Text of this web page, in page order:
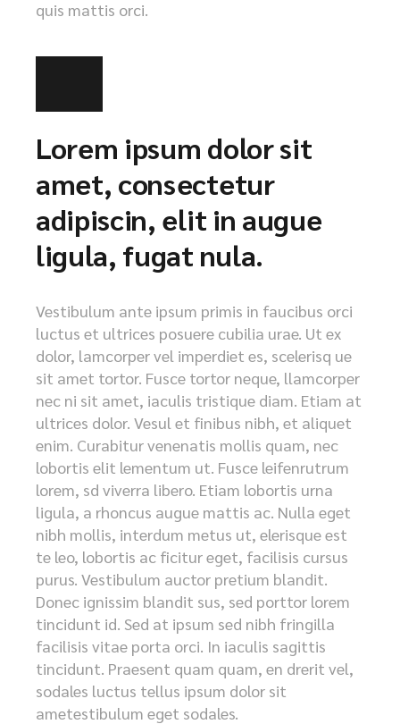
quis mattis orci.
Lorem ipsum dolor sit
amet, consectetur
adipiscin, elit in augue
ligula, fugat nula.
Vestibulum ante ipsum primis in faucibus orci
luctus et ultrices posuere cubilia urae. Ut ex
dolor, lamcorper vel imperdiet es, scelerisq ue
sit amet tortor. Fusce tortor neque, llamcorper
nec ni sit amet, iaculis tristique diam. Etiam at
ultrices dolor. Vesul et finibus nibh, et aliquet
enim. Curabitur venenatis mollis quam, nec
lobortis elit lementum ut. Fusce leifenrutrum
lorem, sd viverra libero. Etiam lobortis urna
ligula, a rhoncus augue mattis ac. Nulla eget
nibh mollis, interdum metus ut, elerisque est
te leo, lobortis ac ficitur eget, facilisis cursus
purus. Vestibulum auctor pretium blandit.
Donec ignissim blandit sus, sed porttor lorem
tincidunt id. Sed at ipsum sed nibh fringilla
facilisis vitae porta orci. In iaculis sagittis
tincidunt. Praesent quam quam, en drerit vel,
sodales luctus tellus ipsum dolor sit
ametestibulum eget sodales.